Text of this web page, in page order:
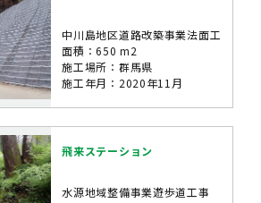
中川島地区道路改築事業法面工
面積：650 m2
施工場所：群馬県
施工年月：2020年11月
飛来ステーション
水源地域整備事業遊歩道工事